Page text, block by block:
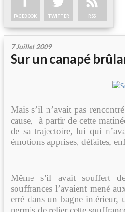
FACEBOOK TWITTER RSS
7 Juillet 2009
Sur un canapé
Mais s’il n’avait pas
cause, à partir de cette
de sa trajectoire, lui qui
émotions apprises, défaites,
Même s’il avait souffert
souffrances l’avaient mené
erré dans un bagne
permis de relier cette